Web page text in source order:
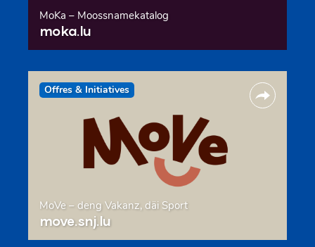
MoKa – Moossnamekatalog
moka.lu
Offres & Initiatives
MoVe – deng Vakanz, däi Sport
move.snj.lu